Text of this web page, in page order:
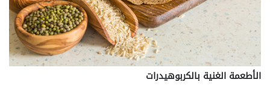
الأطعمة الغنية بالكربوهيدرات